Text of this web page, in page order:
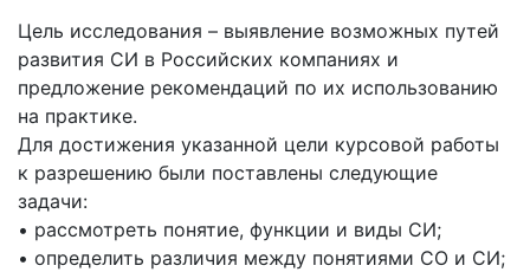
Цель исследования – выявление возможных путей
развития СИ в Российских компаниях и
предложение рекомендаций по их использованию
на практике.
Для достижения указанной цели курсовой работы
к разрешению были поставлены следующие
задачи:
• рассмотреть понятие, функции и виды СИ;
• определить различия между понятиями СО и СИ;